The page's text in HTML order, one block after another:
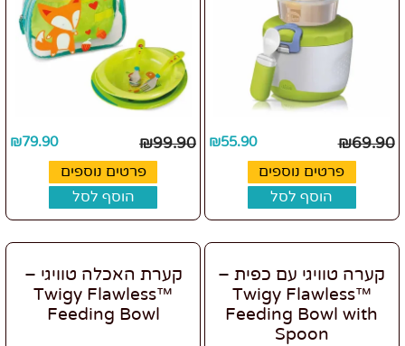
₪69.90
₪55.90
פרטים נוספים
הוסף לסל
₪99.90
₪79.90
פרטים נוספים
הוסף לסל
קערה טוויגי עם כפית –
Twigy Flawless™
Feeding Bowl with
Spoon
קערת האכלה טוויגי –
Twigy Flawless™
Feeding Bowl